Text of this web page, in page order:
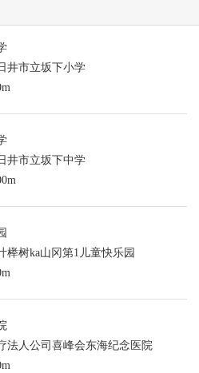
井市立坂下小学
井市立坂下中学
榉树ka山冈第1儿童快乐园
法人公司喜峰会东海纪念医院